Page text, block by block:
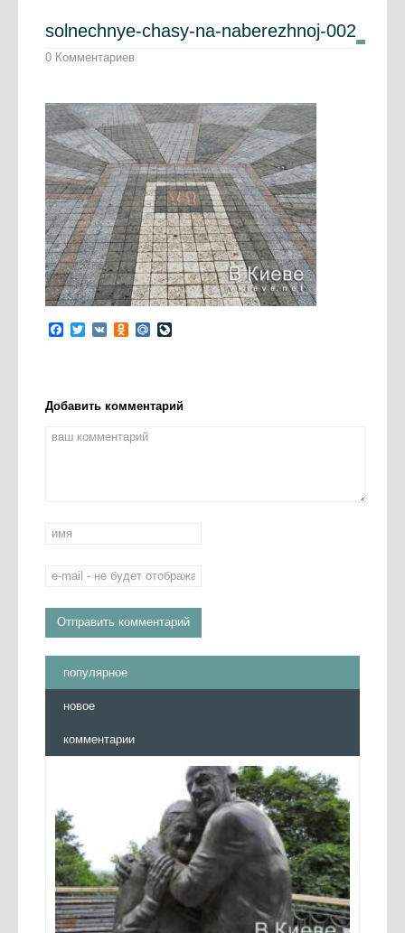
solnechnye-chasy-na-naberezhnoj-002
0 Комментариев
Facebook
Twitter
VK Odnoklassniki
Mail.Ru
Добавить комментарий
популярное
новое
комментарии